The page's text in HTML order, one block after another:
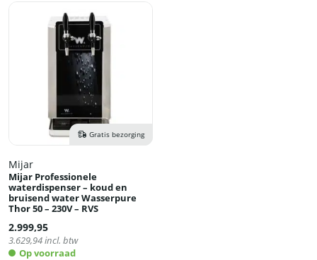
Gratis bezorging
Mijar
Mijar Professionele
waterdispenser – koud en
bruisend water Wasserpure
Thor 50 – 230V – RVS
2.999,95
3.629,94incl. btw
Op voorraad